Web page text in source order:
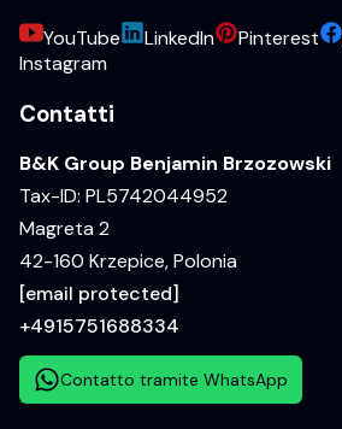
YouTube LinkedIn Pinterest
Instagram
Contatti
B&K Group Benjamin Brzozowski
Tax-ID: PL5742044952
Magreta 2
42-160 Krzepice, Polonia
[email protected]
+4915751688334
Contatto tramite WhatsApp